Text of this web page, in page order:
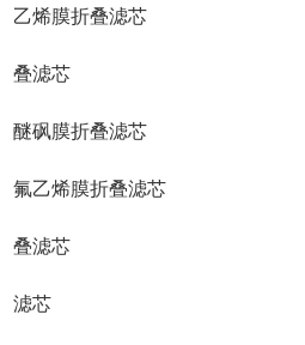
乙烯膜折叠滤芯
C、NY
叠滤芯
D、
醚砜膜折叠滤芯
E、
氟乙烯膜折叠滤芯
F、PP
叠滤芯
G、线
滤芯
H、密